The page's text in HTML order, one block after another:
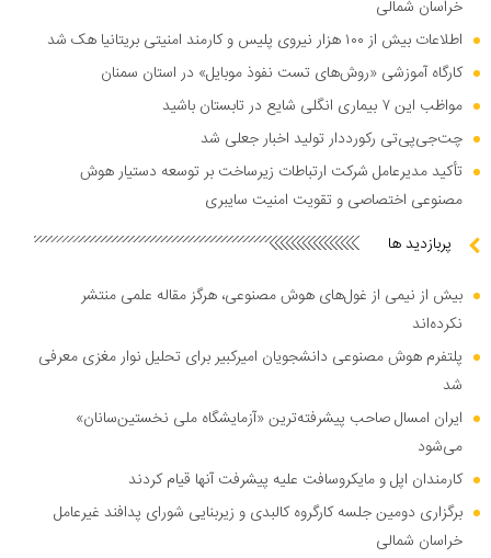
خراسان شمالی
اطلاعات بیش از ۱۰۰ هزار نیروی پلیس و کارمند امنیتی بریتانیا هک شد
کارگاه آموزشی «روش‌های تست نفوذ موبایل» در استان سمنان
مواظب این ۷ بیماری انگلی شایع در تابستان باشید
چت‌جی‌پی‌تی رکورددار تولید اخبار جعلی شد
تأکید مدیرعامل شرکت ارتباطات زیرساخت بر توسعه دستیار هوش
مصنوعی اختصاصی و تقویت امنیت سایبری
پربازدید ها
بیش از نیمی از غول‌های هوش مصنوعی، هرگز مقاله علمی منتشر
نکرده‌اند
پلتفرم هوش مصنوعی دانشجویان امیرکبیر برای تحلیل نوار مغزی معرفی
شد
ایران امسال صاحب پیشرفته‌ترین «آزمایشگاه ملی نخستین‌سانان»
می‌شود
کارمندان اپل و مایکروسافت علیه پیشرفت آنها قیام کردند
برگزاری دومین جلسه کارگروه کالبدی و زیربنایی شورای پدافند غیرعامل
خراسان شمالی